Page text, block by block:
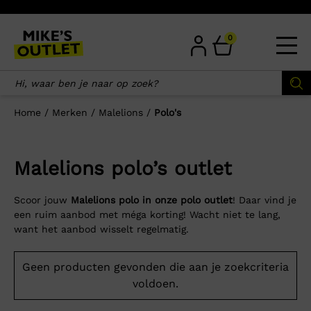
content
0
Home / Merken / Malelions / Polo's
Malelions polo’s outlet
Scoor jouw Malelions polo in onze polo outlet! Daar vind je
een ruim aanbod met méga korting! Wacht niet te lang,
want het aanbod wisselt regelmatig.
Geen producten gevonden die aan je zoekcriteria
voldoen.